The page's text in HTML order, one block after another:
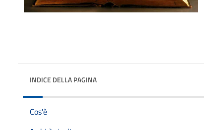
INDICE DELLA PAGINA
Cos'è